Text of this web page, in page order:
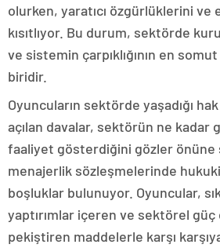
olurken, yaratıcı özgürlüklerini ve
kısıtlıyor. Bu durum, sektörde
ve sistemin çarpıklığının en
biridir.
Oyuncuların sektörde yaşadığı
açılan davalar, sektörün ne kadar
faaliyet gösterdiğini gözler önüne
menajerlik sözleşmelerinde hukuki
boşluklar bulunuyor. Oyuncular,
yaptırımlar içeren ve sektörel
pekiştiren maddelerle karşı